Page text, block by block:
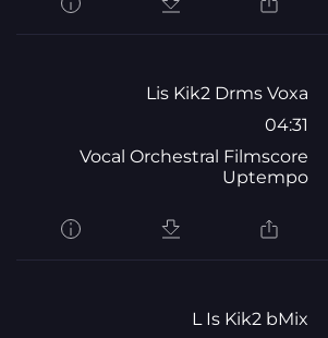
Lis Kik2 Drms Voxa
04:31
Vocal Orchestral Filmscore
Uptempo
L Is Kik2 bMix